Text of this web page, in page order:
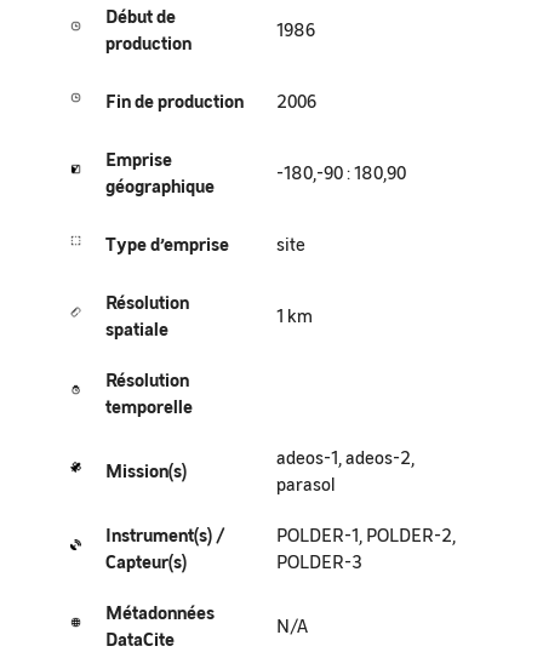
Début de
production
1986
Fin de production 2006
Emprise
géographique
-180,-90 : 180,90
Typed’emprise site
Résolution
spatiale
1 km
Résolution
temporelle
Mission(s)
adeos-1, adeos-2,
parasol
Instrument(s) /
Capteur(s)
POLDER-1, POLDER-2,
POLDER-3
Métadonnées
DataCite
N/A